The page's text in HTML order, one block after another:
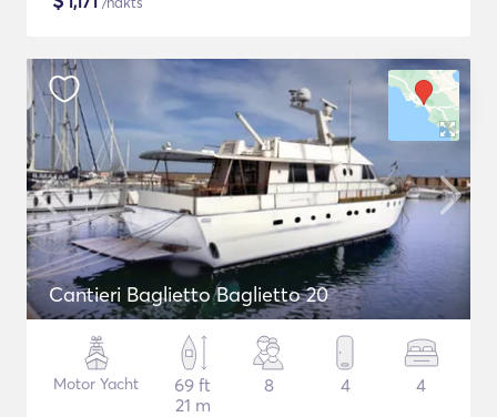
Cantieri Baglietto Baglietto 20
Motor Yacht
69 ft
21 m
8 4 4